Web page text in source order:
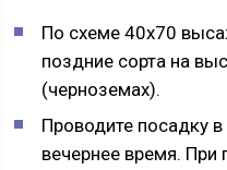
По схеме 40х70
поздние сорта на
(черноземах).
Проводите посадку
вечернее время. При